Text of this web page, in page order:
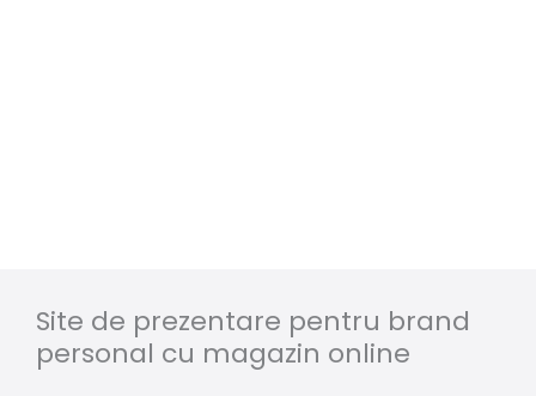
Site de prezentare pentru brand
personal cu magazin online